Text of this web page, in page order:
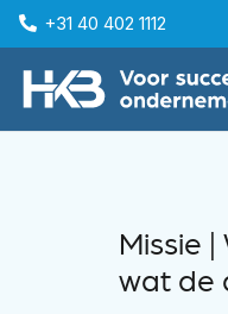
+31 40 402 1112
Missie
wat de